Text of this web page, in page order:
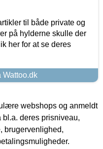
til både private og
på hylderne skulle der
her for at se deres
Wattoo.dk
webshops og anmeldt
bl.a. deres prisniveau,
brugervenlighed,